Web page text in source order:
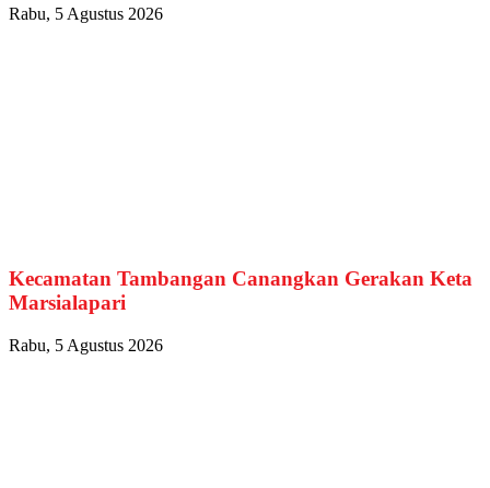
Rabu, 5 Agustus 2026
Kecamatan Tambangan Canangkan Gerakan Keta
Marsialapari
Rabu, 5 Agustus 2026